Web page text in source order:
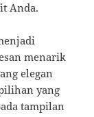
Anda.
menarik
elegan
yang
tampilan